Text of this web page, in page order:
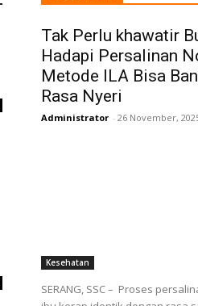
Tak Perlu khawatir
Hadapi Persalinan
Metode ILA Bisa
Rasa Nyeri
Administrator - 26 November,
Kesehatan
SERANG, SSC – Proses